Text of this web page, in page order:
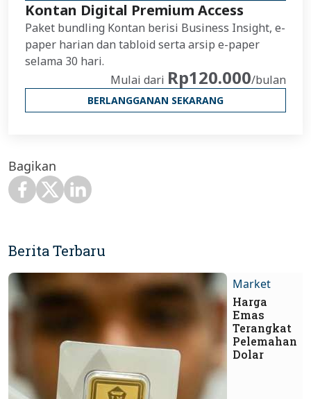
Kontan Digital Premium Access
Paket bundling Kontan berisi Business Insight, e-
paper harian dan tabloid serta arsip e-paper
selama 30 hari.
Mulai dari Rp120.000/bulan
BERLANGGANAN SEKARANG
Bagikan
Berita Terbaru
Market
Harga
Emas
Terangkat
Pelemahan
Dolar